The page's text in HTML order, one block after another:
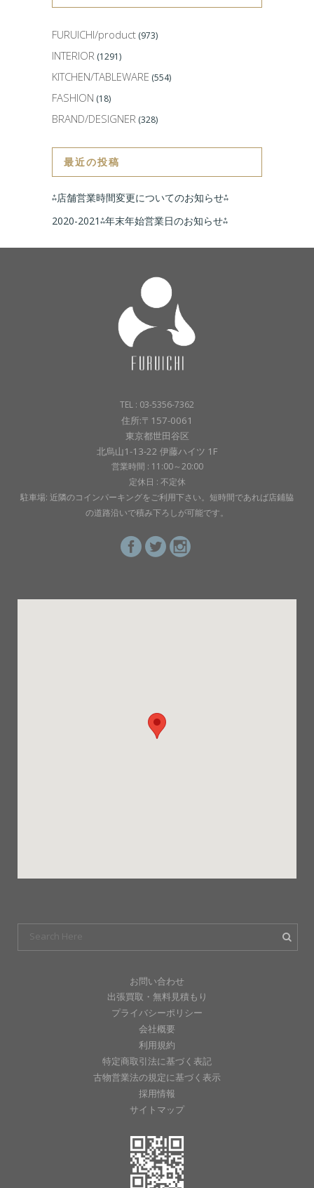
FURUICHI/product (973)
INTERIOR (1291)
KITCHEN/TABLEWARE (554)
FASHION (18)
BRAND/DESIGNER (328)
最近の投稿
⁂店舗営業時間変更についてのお知らせ⁂
2020-2021⁂年末年始営業日のお知らせ⁂
TEL : 03-5356-7362
住所:〒157-0061
東京都世田谷区
北烏山1-13-22 伊藤ハイツ 1F
営業時間 : 11:00～20:00
定休日 : 不定休
駐車場: 近隣のコインパーキングをご利用下さい。短時間であれば店鋪脇
の道路沿いで積み下ろしが可能です。
お問い合わせ
出張買取・無料見積もり
プライバシーポリシー
会社概要
利用規約
特定商取引法に基づく表記
古物営業法の規定に基づく表示
採用情報
サイトマップ